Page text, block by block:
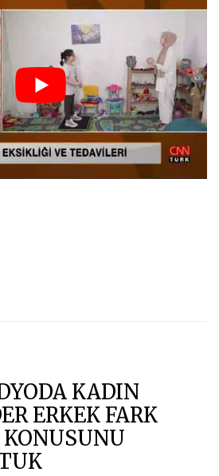
KADIN
ERKEK FARK